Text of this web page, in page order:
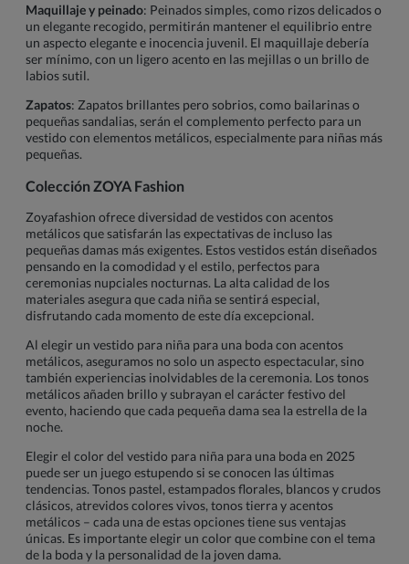
Maquillaje y peinado: Peinados simples, como rizos delicados o
un elegante recogido, permitirán mantener el equilibrio entre
un aspecto elegante e inocencia juvenil. El maquillaje debería
ser mínimo, con un ligero acento en las mejillas o un brillo de
labios sutil.
Zapatos: Zapatos brillantes pero sobrios, como bailarinas o
pequeñas sandalias, serán el complemento perfecto para un
vestido con elementos metálicos, especialmente para niñas más
pequeñas.
Colección ZOYA Fashion
Zoyafashion ofrece diversidad de vestidos con acentos
metálicos que satisfarán las expectativas de incluso las
pequeñas damas más exigentes. Estos vestidos están diseñados
pensando en la comodidad y el estilo, perfectos para
ceremonias nupciales nocturnas. La alta calidad de los
materiales asegura que cada niña se sentirá especial,
disfrutando cada momento de este día excepcional.
Al elegir un vestido para niña para una boda con acentos
metálicos, aseguramos no solo un aspecto espectacular, sino
también experiencias inolvidables de la ceremonia. Los tonos
metálicos añaden brillo y subrayan el carácter festivo del
evento, haciendo que cada pequeña dama sea la estrella de la
noche.
Elegir el color del vestido para niña para una boda en 2025
puede ser un juego estupendo si se conocen las últimas
tendencias. Tonos pastel, estampados florales, blancos y crudos
clásicos, atrevidos colores vivos, tonos tierra y acentos
metálicos – cada una de estas opciones tiene sus ventajas
únicas. Es importante elegir un color que combine con el tema
de la boda y la personalidad de la joven dama.